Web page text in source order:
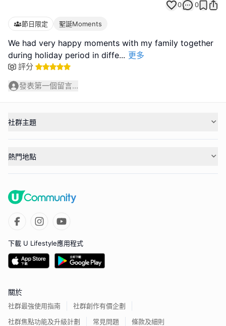
0 0
節日限定 聖誕Moments
We had very happy moments with my family together
during holiday period in diffe... 更多
評分
發表第一個留言...
社群主題
熱門地點
下載 U Lifestyle應用程式
關於
社群最強使用指南
社群創作有價企劃
社群焦點功能及升級計劃
常見問題 條款及細則